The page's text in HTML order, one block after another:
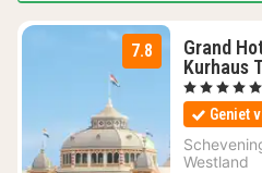
7.8
Grand
Kurhaus
, 5 Sterren
Geniet
Westland